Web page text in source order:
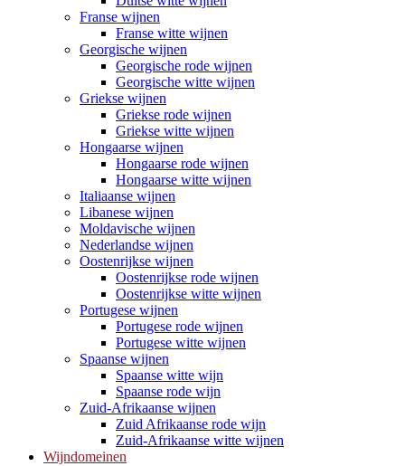
Franse wijnen
Franse witte wijnen
Georgische wijnen
Georgische rode wijnen
Georgische witte wijnen
Griekse wijnen
Griekse rode wijnen
Griekse witte wijnen
Hongaarse wijnen
Hongaarse rode wijnen
Hongaarse witte wijnen
Italiaanse wijnen
Libanese wijnen
Moldavische wijnen
Nederlandse wijnen
Oostenrijkse wijnen
Oostenrijkse rode wijnen
Oostenrijkse witte wijnen
Portugese wijnen
Portugese rode wijnen
Portugese witte wijnen
Spaanse wijnen
Spaanse witte wijn
Spaanse rode wijn
Zuid-Afrikaanse wijnen
Zuid Afrikaanse rode wijn
Zuid-Afrikaanse witte wijnen
Wijndomeinen